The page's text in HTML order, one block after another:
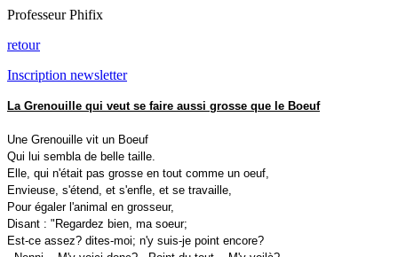
Professeur Phifix
retour
Inscription newsletter
La Grenouille qui veut se faire aussi grosse que le Boeuf
Une Grenouille vit un Boeuf
Qui lui sembla de belle taille.
Elle, qui n'était pas grosse en tout comme un oeuf,
Envieuse, s'étend, et s'enfle, et se travaille,
Pour égaler l'animal en grosseur,
Disant : "Regardez bien, ma soeur;
Est-ce assez? dites-moi; n'y suis-je point encore?